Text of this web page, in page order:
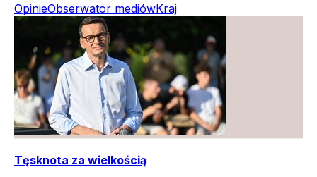
OpinieObserwator mediówKraj
Tęsknota za wielkością